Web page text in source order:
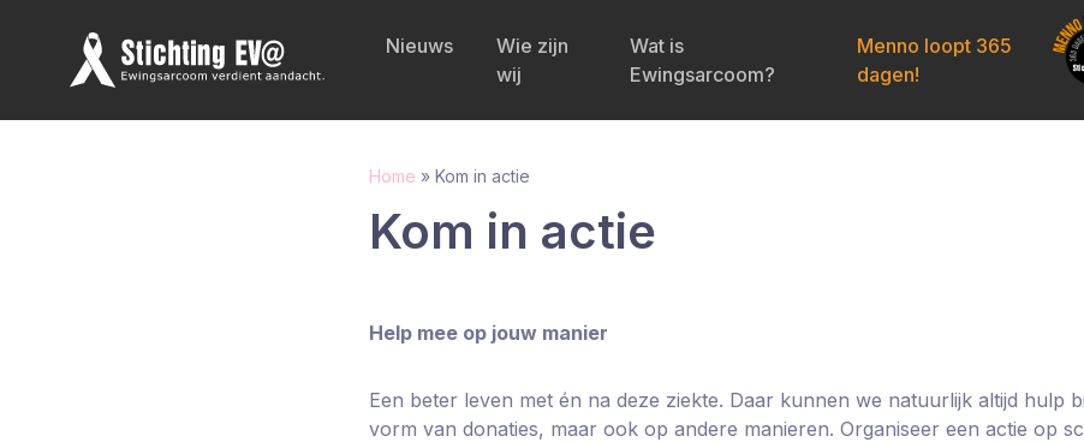
Nieuws
Wie zijn
wij
Wat is
Ewingsarcoom?
Menno loopt 365
dagen!
Home » Kom in actie
Kom in actie
Help mee op jouw manier
Een beter leven met én na deze ziekte. Daar kunnen we natuurlijk altijd hulp
vorm van donaties, maar ook op andere manieren. Organiseer een actie op